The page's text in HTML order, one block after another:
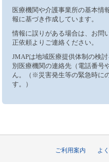
医療機関や介護事業所の基本情
報に基づき作成しています。
情報に誤りがある場合は、お問
正依頼よりご連絡ください。
JMAPは地域医療提供体制の検
別医療機関の連絡先（電話番号
ん。（※災害発生等の緊急時に
す。）
ご利用案内 よ